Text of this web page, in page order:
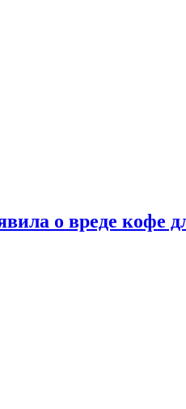
о вреде кофе